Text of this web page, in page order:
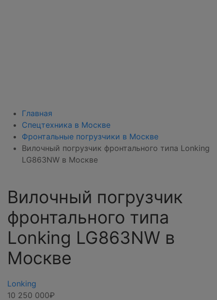
Главная
Спецтехника в Москве
Фронтальные погрузчики в Москве
Вилочный погрузчик фронтального типа Lonking
LG863NW в Москве
Вилочный погрузчик
фронтального типа
Lonking LG863NW в
Москве
Lonking
10 250 000₽